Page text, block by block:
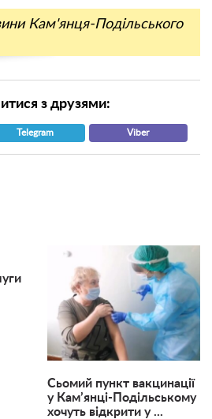
Кам'янця-Подільського
з друзями:
Telegram Viber
Сьомий пункт вакцинації
у Кам’янці-Подільському
хочуть відкрити у ...